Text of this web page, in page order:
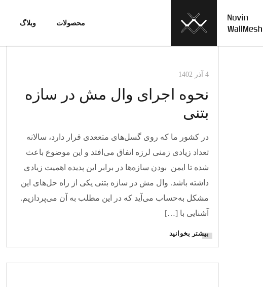
محصولات وبلاگ
مقالات وال مش
4 آذر 1402
نحوه اجرای وال مش در سازه
بتنی
در کشور ما که روی گسل‌های متععدی قرار دارد، سالانه
تعداد زیادی زمنی لرزه اتفاق می‌افتد و این موضوع باعث
شده تا ایمن بودن سازه‌ها در برابر این پدیده اهمیت زیادی
داشته باشد. وال مش در سازه بتنی یکی از راه حل‌های این
مشکل به‌حساب می‌آید که در این مطلب به آن می‌پردازیم.
آشنایی با […]
بیشتر بخوانید
مقالات وال مش مقالات وال پست